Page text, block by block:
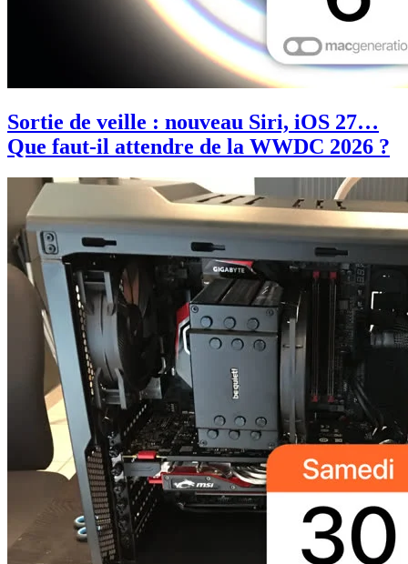
Sortie de veille : nouveau Siri, iOS 27…
Que faut-il attendre de la WWDC 2026 ?